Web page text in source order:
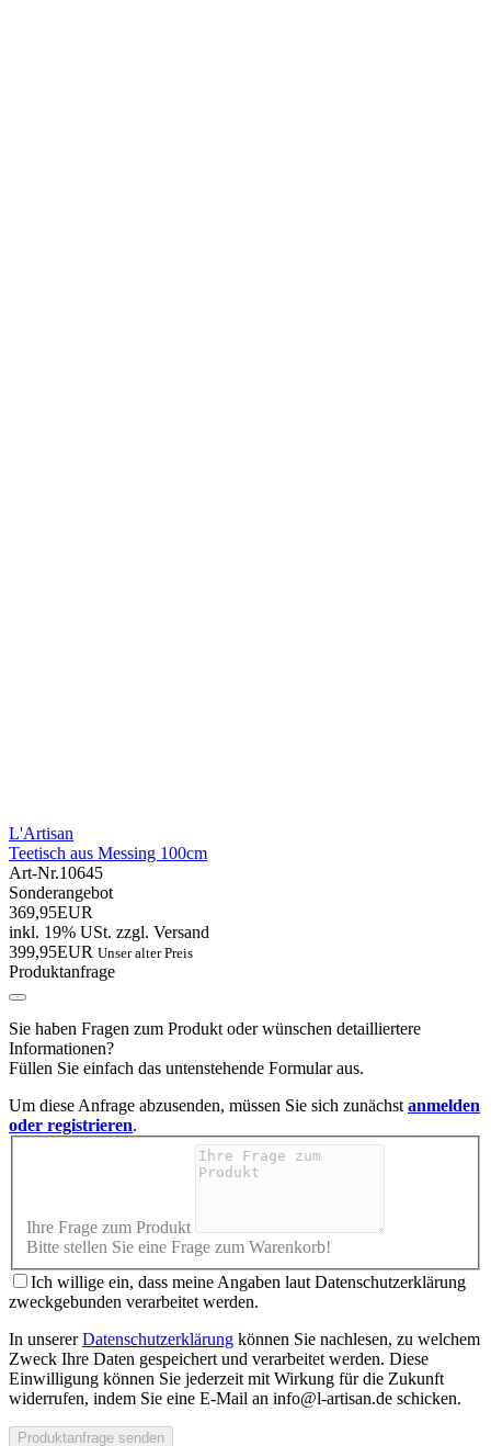
L'Artisan
Teetisch aus Messing 100cm
Art-Nr.10645
Sonderangebot
369,95EUR
inkl. 19% USt. zzgl. Versand
399,95EUR Unser alter Preis
Produktanfrage
Sie haben Fragen zum Produkt oder wünschen detailliertere
Informationen?
Füllen Sie einfach das untenstehende Formular aus.
Um diese Anfrage abzusenden, müssen Sie sich zunächst anmelden
oder registrieren.
Ihre Frage zum Produkt
Bitte stellen Sie eine Frage zum Warenkorb!
Ich willige ein, dass meine Angaben laut Datenschutzerklärung
zweckgebunden verarbeitet werden.
In unsererDatenschutzerklärung können Sie nachlesen, zu welchem
Zweck Ihre Daten gespeichert und verarbeitet werden. Diese
Einwilligung können Sie jederzeit mit Wirkung für die Zukunft
widerrufen, indem Sie eine E-Mail an info@l-artisan.de schicken.
Produktanfrage senden